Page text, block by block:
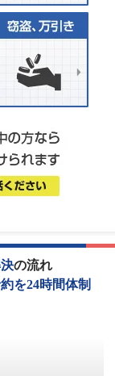
の流れ
を24時間体制